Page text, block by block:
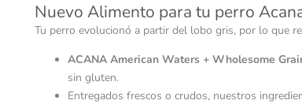
Nuevo Alimento para tu perro
Tu perro evolucionó a partir del lobo gris, por lo que
ACANA American Waters + Wholesome
sin gluten.
Entregados frescos o crudos, nuestros